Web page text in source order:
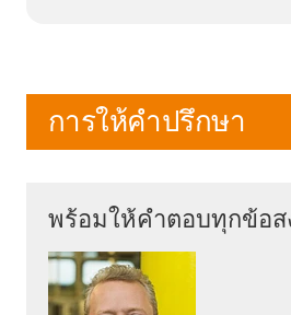
การให้คำปรึกษา
พร้อมให้คำตอบทุกข้อส